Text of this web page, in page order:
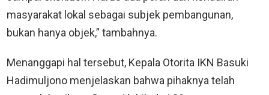
masyarakat lokal sebagai subjek pembangunan,
bukan hanya objek,” tambahnya.
Menanggapi hal tersebut, Kepala Otorita IKN Basuki
Hadimuljono menjelaskan bahwa pihaknya telah